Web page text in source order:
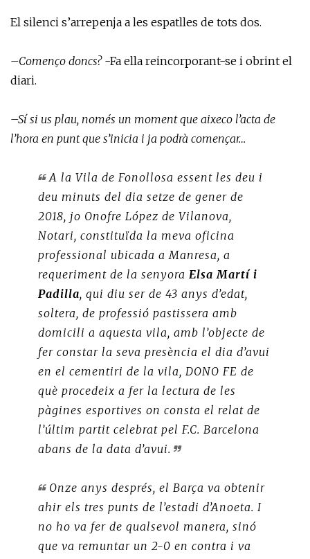
El silenci s’arrepenja a les espatlles de tots dos.
–Començo doncs?-Fa ella reincorporant-se i obrint el
diari.
–Sí si us plau, només un moment que aixeco l’acta de
l’hora en punt que s’inicia i ja podrà començar…
A la Vila de Fonollosa essent les deu i
deu minuts del dia setze de gener de
2018, jo Onofre López de Vilanova,
Notari, constituïda la meva oficina
professional ubicada a Manresa, a
requeriment de la senyora Elsa Martí i
Padilla, qui diu ser de 43 anys d’edat,
soltera, de professió pastissera amb
domicili a aquesta vila, amb l’objecte de
fer constar la seva presència el dia d’avui
en el cementiri de la vila, DONO FE de
què procedeix a fer la lectura de les
pàgines esportives on consta el relat de
l’últim partit celebrat pel F.C. Barcelona
abans de la data d’avui.
Onze anys després, el Barça va obtenir
ahir els tres punts de l’estadi d’Anoeta. I
no ho va fer de qualsevol manera, sinó
que va remuntar un 2-0 en contra i va